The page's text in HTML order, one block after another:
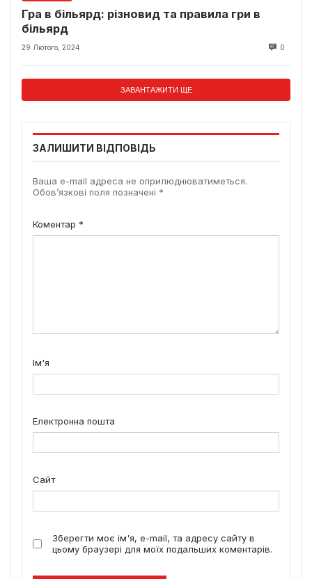
Гра в більярд: різновид та правила гри в
більярд
29 Лютого, 2024 0
ЗАВАНТАЖИТИ ЩЕ
ЗАЛИШИТИ ВІДПОВІДЬ
Ваша e-mail адреса не оприлюднюватиметься.
Обов’язкові поля позначені *
Коментар *
Ім'я
Електронна пошта
Сайт
Зберегти моє ім'я, e-mail, та адресу сайту в
цьому браузері для моїх подальших коментарів.